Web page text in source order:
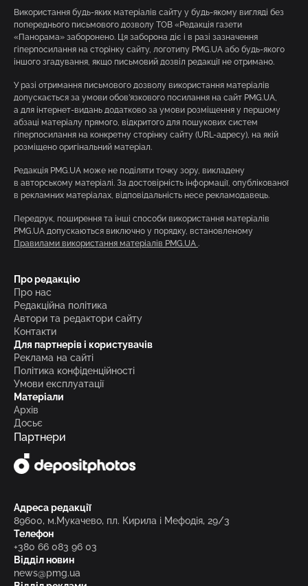
Використання будь-яких матеріалів сайту у будь-якому вигляді без
попереднього письмового дозволу ТОВ «Редакція газети
«Панорама» заборонено. Ця заборона діє і в разі зазначення
гіперпосилання на сторінку сайту, логотипу PMG.UA або будь-якого
іншого згадування, якщо письмовий дозвіл редакції не отримано.
У разі отримання письмового дозволу використання матеріалів
допускається за умови обов’язкового посилання на сайт PMG.UA,
а для інтернет-видань додатково за умови розміщення у першому
абзаці матеріалу прямого, відкритого для пошукових систем
гіперпосилання на конкретну сторінку сайту (URL-адресу), на якій
розміщено оригінальний матеріал.
Редакція PMG.UA може не поділяти точку зору, викладену
в авторському матеріалі. За достовірність інформації, опублікованої
в рекламних матеріалах, відповідальність несе рекламодавець.
Передрук, поширення та інші способи використання матеріалів
PMG.UA допускаються виключно у порядку, встановленому
Правилами використання матеріалів PMG.UA .
Про редакцію
Про нас
Редакційна політика
Автори та редактори сайту
Контакти
Для партнерів і користувачів
Реклама на сайті
Політика конфіденційності
Умови експлуатації
Матеріали
Архів
Досьє
Партнери
Адреса редакції
89600, м.Мукачево, пл. Кирила і Мефодія, 29/3
Телефон
+380 66 083 96 03
Відділ новин
news@pmg.ua